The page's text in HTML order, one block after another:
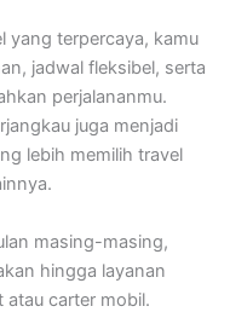
yang terpercaya, kamu
jadwal fleksibel, serta
perjalananmu.
juga menjadi
lebih memilih travel
masing-masing,
hingga layanan
carter mobil.